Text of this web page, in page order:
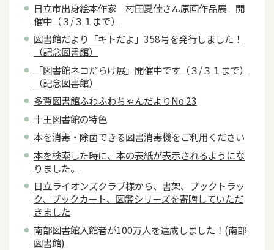
日立市出身絵本作家 村田夏佳さん原画作品展 開
催中（３/３１まで）
図書館だより「キトだよ」358号を発行しました！
（記念図書館）
「図書館ネコだらけ展」開催中です（３/３１まで）
（記念図書館）
多賀図書館ふわふわちゃんだよりNo.23
十王図書館の特色
本を消毒・除菌できる図書消毒機をご利用ください
本を検索した時に、本の表紙が表示されるようにな
りました。
日立ライオンズクラブ様から、書架、ブックトラッ
ク、ブックカート、図鑑シリーズを寄贈していただ
きました
南部図書館入館者が100万人を達成しました！(南部
図書館)